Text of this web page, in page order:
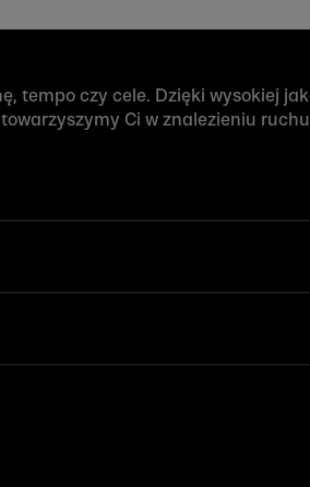
tempo czy cele. Dzięki wysokiej
Ci w znalezieniu